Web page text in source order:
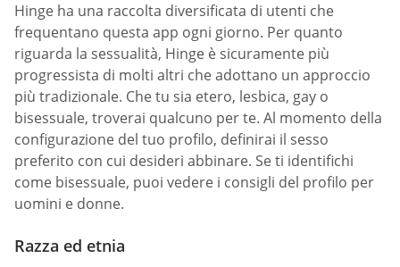
Hinge ha una raccolta diversificata di utenti che
frequentano questa app ogni giorno. Per quanto
riguarda la sessualità, Hinge è sicuramente più
progressista di molti altri che adottano un approccio
più tradizionale. Che tu sia etero, lesbica, gay o
bisessuale, troverai qualcuno per te. Al momento della
configurazione del tuo profilo, definirai il sesso
preferito con cui desideri abbinare. Se ti identifichi
come bisessuale, puoi vedere i consigli del profilo per
uomini e donne.
Razza ed etnia